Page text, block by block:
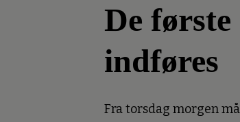
De
indføres
Fra torsdag morgen